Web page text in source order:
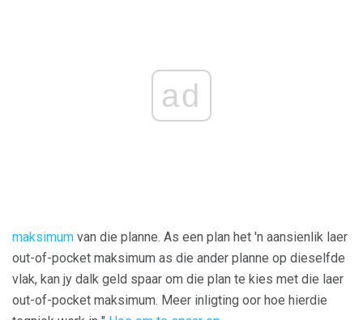
ad
maksimum van die planne. As een plan het 'n aansienlik laer
out-of-pocket maksimum as die ander planne op dieselfde
vlak, kan jy dalk geld spaar om die plan te kies met die laer
out-of-pocket maksimum. Meer inligting oor hoe hierdie